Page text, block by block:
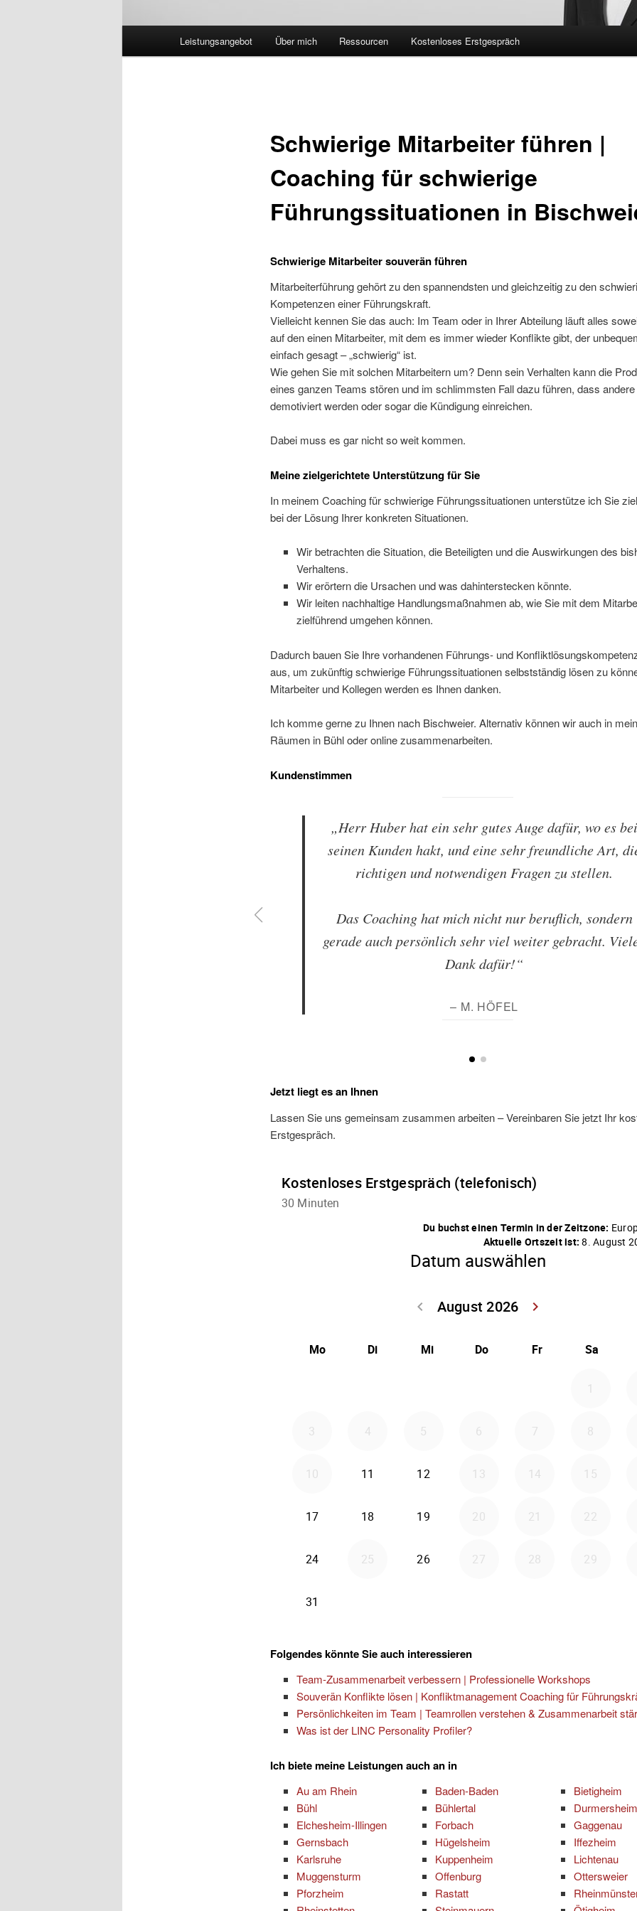
Leistungsangebot Über mich Ressourcen Kostenloses Erstgespräch
Schwierige Mitarbeiter führen |
Coaching für schwierige
Führungssituationen in
Schwierige Mitarbeiter souverän führen
Mitarbeiterführung gehört zu den spannendsten und gleichzeitig zu den
Kompetenzen einer Führungskraft.
Vielleicht kennen Sie das auch: Im Team oder in Ihrer Abteilung läuft alles
auf den einen Mitarbeiter, mit dem es immer wieder Konflikte gibt, der
einfach gesagt – „schwierig“ ist.
Wie gehen Sie mit solchen Mitarbeitern um? Denn sein Verhalten kann die
eines ganzen Teams stören und im schlimmsten Fall dazu führen, dass
demotiviert werden oder sogar die Kündigung einreichen.
Dabei muss es gar nicht so weit kommen.
Meine zielgerichtete Unterstützung für Sie
In meinem Coaching für schwierige Führungssituationen unterstütze ich Sie
bei der Lösung Ihrer konkreten Situationen.
Wir betrachten die Situation, die Beteiligten und die Auswirkungen des
Verhaltens.
Wir erörtern die Ursachen und was dahinterstecken könnte.
Wir leiten nachhaltige Handlungsmaßnahmen ab, wie Sie mit dem
zielführend umgehen können.
Dadurch bauen Sie Ihre vorhandenen Führungs- und
aus, um zukünftig schwierige Führungssituationen selbstständig lösen zu
Mitarbeiter und Kollegen werden es Ihnen danken.
Ich komme gerne zu Ihnen nach Bischweier. Alternativ können wir auch in
Räumen in Bühl oder online zusammenarbeiten.
Kundenstimmen
„Herr Huber hat ein sehr gutes Auge dafür, wo es bei
seinen Kunden hakt, und eine sehr freundliche Art,
richtigen und notwendigen Fragen zu stellen.
Das Coaching hat mich nicht nur beruflich, sondern
gerade auch persönlich sehr viel weiter gebracht.
Dank dafür!“
– M. HÖFEL
Jetzt liegt es an Ihnen
Lassen Sie uns gemeinsam zusammen arbeiten – Vereinbaren Sie jetzt Ihr
Erstgespräch.
Folgendes könnte Sie auch interessieren
Team-Zusammenarbeit verbessern | Professionelle Workshops
Souverän Konflikte lösen | Konfliktmanagement Coaching für
Persönlichkeiten im Team | Teamrollen verstehen & Zusammenarbeit
Was ist der LINC Personality Profiler?
Ich biete meine Leistungen auch an in
Au am Rhein
Bühl
Elchesheim-Illingen
Gernsbach
Karlsruhe
Muggensturm
Pforzheim
Baden-Baden
Bühlertal
Forbach
Hügelsheim
Kuppenheim
Offenburg
Rastatt
Bietigheim
Durmersheim
Gaggenau
Iffezheim
Lichtenau
Ottersweier